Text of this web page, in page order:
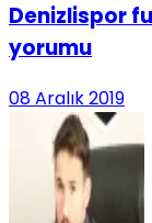
Denizlispor
yorumu
08 Aralık 2019